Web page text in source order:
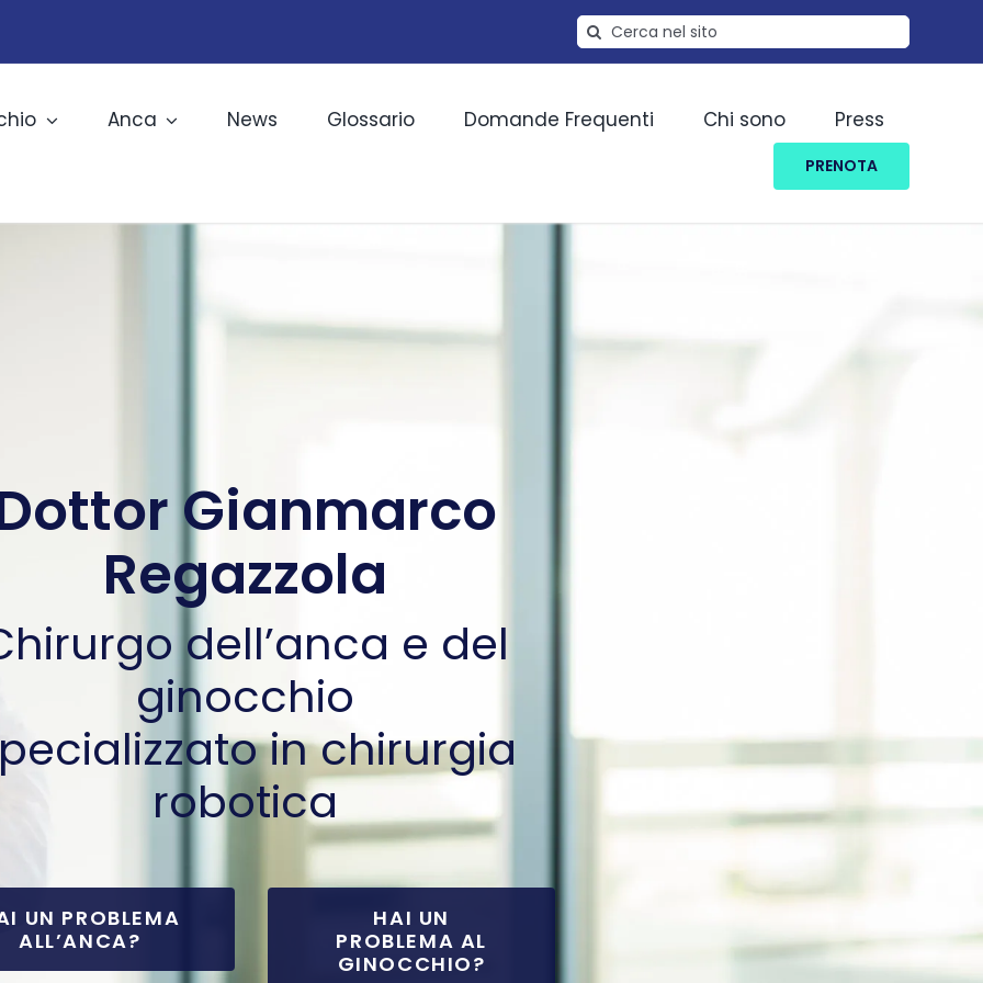
Cerca
per:
Anca News Glossario Domande Frequenti Chi sono Press
PRENOTA
Gianmarco
Regazzola
dell’anca e del
ginocchio
in chirurgia
robotica
UN PROBLEMA
ALL’ANCA?
HAI UN
PROBLEMA AL
GINOCCHIO?